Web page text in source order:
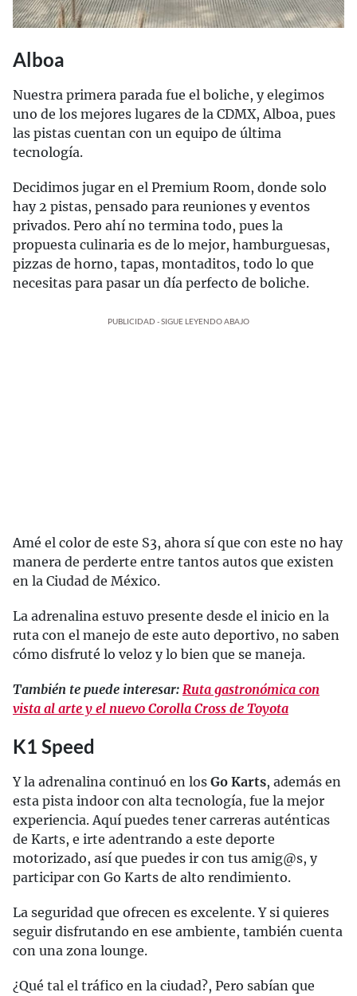
Alboa
Nuestra primera parada fue el boliche, y elegimos
uno de los mejores lugares de la CDMX, Alboa, pues
las pistas cuentan con un equipo de última
tecnología.
Decidimos jugar en el Premium Room, donde solo
hay 2 pistas, pensado para reuniones y eventos
privados. Pero ahí no termina todo, pues la
propuesta culinaria es de lo mejor, hamburguesas,
pizzas de horno, tapas, montaditos, todo lo que
necesitas para pasar un día perfecto de boliche.
PUBLICIDAD - SIGUE LEYENDO ABAJO
Amé el color de este S3, ahora sí que con este no hay
manera de perderte entre tantos autos que existen
en la Ciudad de México.
La adrenalina estuvo presente desde el inicio en la
ruta con el manejo de este auto deportivo, no saben
cómo disfruté lo veloz y lo bien que se maneja.
También te puede interesar: Ruta gastronómica con
vista al arte y el nuevo Corolla Cross de Toyota
K1 Speed
Y la adrenalina continuó en los Go Karts, además en
esta pista indoor con alta tecnología, fue la mejor
experiencia. Aquí puedes tener carreras auténticas
de Karts, e irte adentrando a este deporte
motorizado, así que puedes ir con tus amig@s, y
participar con Go Karts de alto rendimiento.
La seguridad que ofrecen es excelente. Y si quieres
seguir disfrutando en ese ambiente, también cuenta
con una zona lounge.
¿Qué tal el tráfico en la ciudad?, Pero sabían que